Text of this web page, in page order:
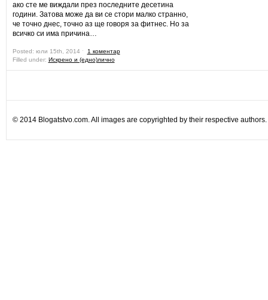
ако сте ме виждали през последните десетина
години. Затова може да ви се стори малко странно,
че точно днес, точно аз ще говоря за фитнес. Но за
всичко си има причина…
Posted: юли 15th, 2014 ˑ
1 коментар
Filled under: Искрено и (едно)лично
© 2014 Blogatstvo.com. All images are copyrighted by their respective authors.